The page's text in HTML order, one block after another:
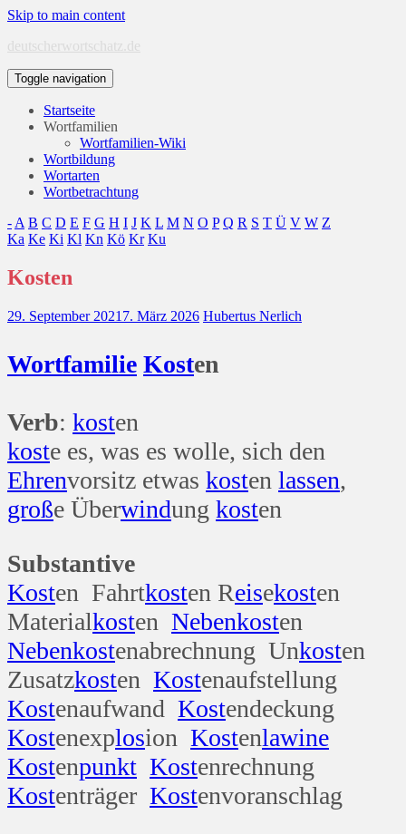
Skip to main content
deutscherwortschatz.de
Toggle navigation
Startseite
Wortfamilien
Wortfamilien-Wiki
Wortbildung
Wortarten
Wortbetrachtung
- A B C D E F G H I J K L M N O P Q R S T Ü V W Z
Ka Ke Ki Kl Kn Kö Kr Ku
Kosten
29. September 2021 7. März 2026 Hubertus Nerlich
Wortfamilie Kosten
Verb: kosten
koste es, was es wolle, sich den
Ehrenvorsitz etwas kosten lassen,
große Überwindung kosten
Substantive
Kosten Fahrtkosten Reisekosten
Materialkosten Nebenkosten
Nebenkostenabrechnung Unkosten
Zusatzkosten Kostenaufstellung
Kostenaufwand Kostendeckung
Kostenexplosion Kostenlawine
Kostenpunkt Kostenrechnung
Kostenträger Kostenvoranschlag